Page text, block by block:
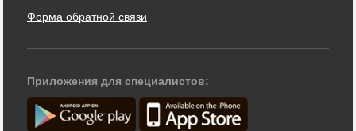
Форма обратной связи
Приложения для специалистов: